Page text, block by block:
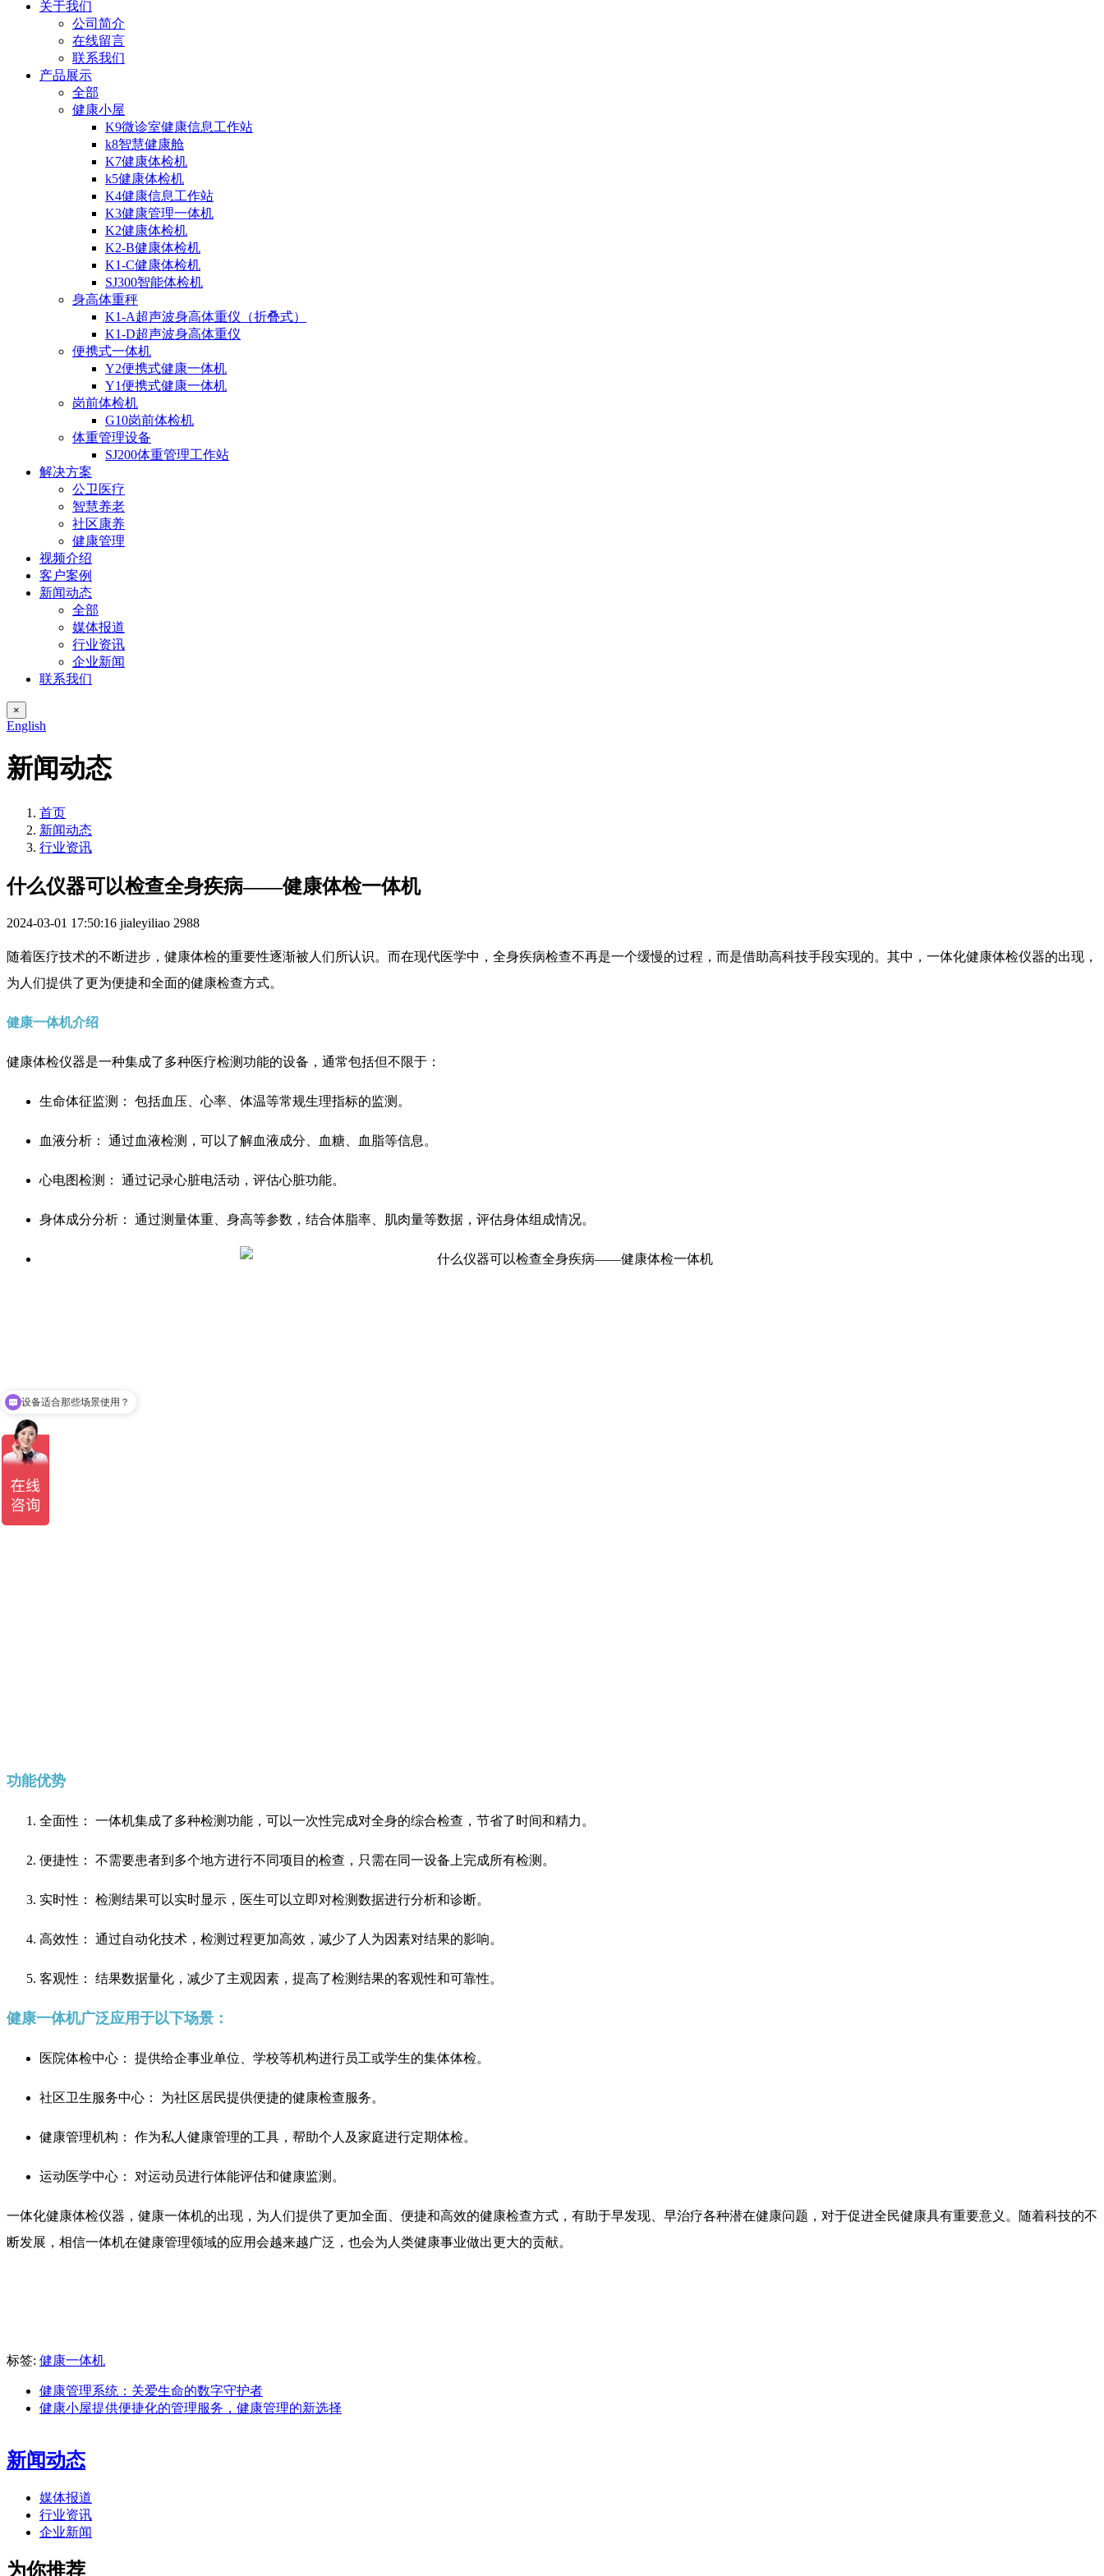
关于我们
公司简介
在线留言
联系我们
产品展示
全部
健康小屋
K9微诊室健康信息工作站
k8智慧健康舱
K7健康体检机
k5健康体检机
K4健康信息工作站
K3健康管理一体机
K2健康体检机
K2-B健康体检机
K1-C健康体检机
SJ300智能体检机
身高体重秤
K1-A超声波身高体重仪（折叠式）
K1-D超声波身高体重仪
便携式一体机
Y2便携式健康一体机
Y1便携式健康一体机
岗前体检机
G10岗前体检机
体重管理设备
SJ200体重管理工作站
解决方案
公卫医疗
智慧养老
社区康养
健康管理
视频介绍
客户案例
新闻动态
全部
媒体报道
行业资讯
企业新闻
联系我们
×
English
新闻动态
首页
新闻动态
行业资讯
什么仪器可以检查全身疾病——健康体检一体机
2024-03-01 17:50:16 jialeyiliao 2988
随着医疗技术的不断进步，健康体检的重要性逐渐被人们所认识。而在现代医学中，全身疾病检查不再是一个缓慢的过程，而是借助高科技手段实现的。其中，一体化健康体检仪器的出现，
为人们提供了更为便捷和全面的健康检查方式。
健康一体机介绍
健康体检仪器是一种集成了多种医疗检测功能的设备，通常包括但不限于：
生命体征监测： 包括血压、心率、体温等常规生理指标的监测。
血液分析： 通过血液检测，可以了解血液成分、血糖、血脂等信息。
心电图检测： 通过记录心脏电活动，评估心脏功能。
身体成分分析： 通过测量体重、身高等参数，结合体脂率、肌肉量等数据，评估身体组成情况。
功能优势
全面性： 一体机集成了多种检测功能，可以一次性完成对全身的综合检查，节省了时间和精力。
便捷性： 不需要患者到多个地方进行不同项目的检查，只需在同一设备上完成所有检测。
实时性： 检测结果可以实时显示，医生可以立即对检测数据进行分析和诊断。
高效性： 通过自动化技术，检测过程更加高效，减少了人为因素对结果的影响。
客观性： 结果数据量化，减少了主观因素，提高了检测结果的客观性和可靠性。
健康一体机广泛应用于以下场景：
医院体检中心： 提供给企事业单位、学校等机构进行员工或学生的集体体检。
社区卫生服务中心： 为社区居民提供便捷的健康检查服务。
健康管理机构： 作为私人健康管理的工具，帮助个人及家庭进行定期体检。
运动医学中心： 对运动员进行体能评估和健康监测。
一体化健康体检仪器，健康一体机的出现，为人们提供了更加全面、便捷和高效的健康检查方式，有助于早发现、早治疗各种潜在健康问题，对于促进全民健康具有重要意义。随着科技的不
断发展，相信一体机在健康管理领域的应用会越来越广泛，也会为人类健康事业做出更大的贡献。
标签: 健康一体机
健康管理系统：关爱生命的数字守护者
健康小屋提供便捷化的管理服务，健康管理的新选择
新闻动态
媒体报道
行业资讯
企业新闻
为你推荐
可以介绍下你们的产品么